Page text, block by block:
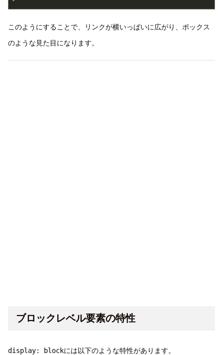
このようにすることで、リンクが横いっぱいに広がり、ボックス
のような見た目になります。
ブロックレベル要素の特性
display: blockには以下のような特性があります。